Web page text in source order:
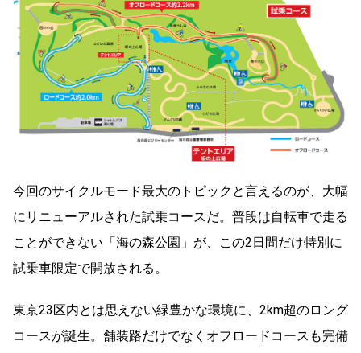
今回のサイクルモード最大のトピックと言えるのが、大幅
にリニューアルされた試乗コースだ。普段は自転車で走る
ことができない「海の森公園」が、この2日間だけ特別に
試乗車限定で開放される。
東京23区内とは思えない緑豊かな環境に、2km超のロング
コースが誕生。舗装路だけでなくオフロードコースも完備